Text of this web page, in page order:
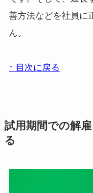
善方法などを社員に
ん。
↑ 目次に戻る
試用期間での解
る